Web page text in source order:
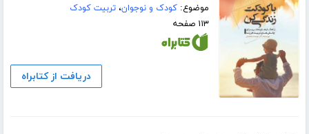
موضوع:کودک و نوجوان،تربیت کودک
۱۱۳ صفحه
دریافت از کتابراه